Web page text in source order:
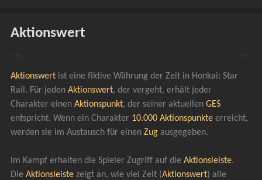
Aktionswert
Aktionswert ist eine fiktive Währung der Zeit in Honkai: Star
Rail. Für jeden Aktionswert, der vergeht, erhält jeder
Charakter einen Aktionspunkt, der seiner aktuellen GES
entspricht. Wenn ein Charakter 10.000 Aktionspunkte erreicht,
werden sie im Austausch für einen Zug ausgegeben.
Im Kampf erhalten die Spieler Zugriff auf die Aktionsleiste.
Die Aktionsleiste zeigt an, wie viel Zeit (Aktionswert) alle